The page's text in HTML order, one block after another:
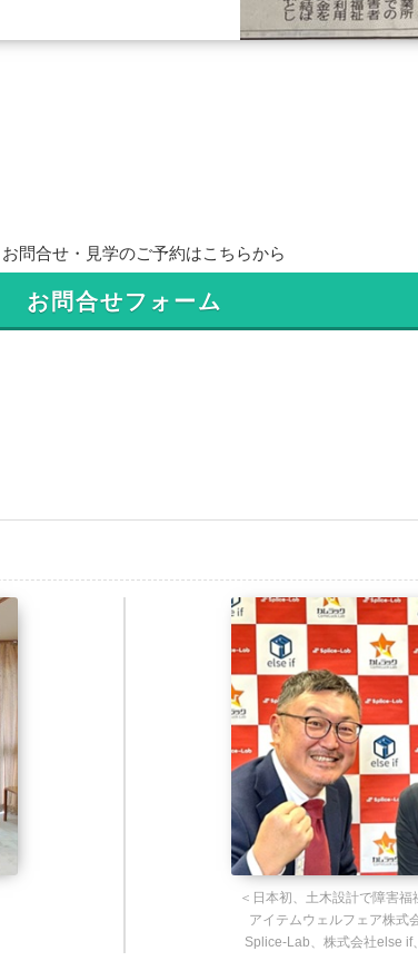
お問合せ・見学のご予約はこちらから
お問合せフォーム
＜日本初、土木設計で障害
アイテムウェルフェア株式
Splice-Lab、株式会社else if